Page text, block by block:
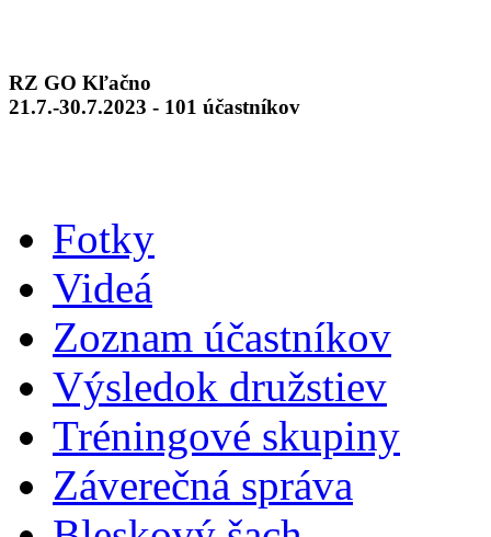
RZ GO Kľačno
21.7.-30.7.2023 - 101 účastníkov
Fotky
Videá
Zoznam účastníkov
Výsledok družstiev
Tréningové skupiny
Záverečná správa